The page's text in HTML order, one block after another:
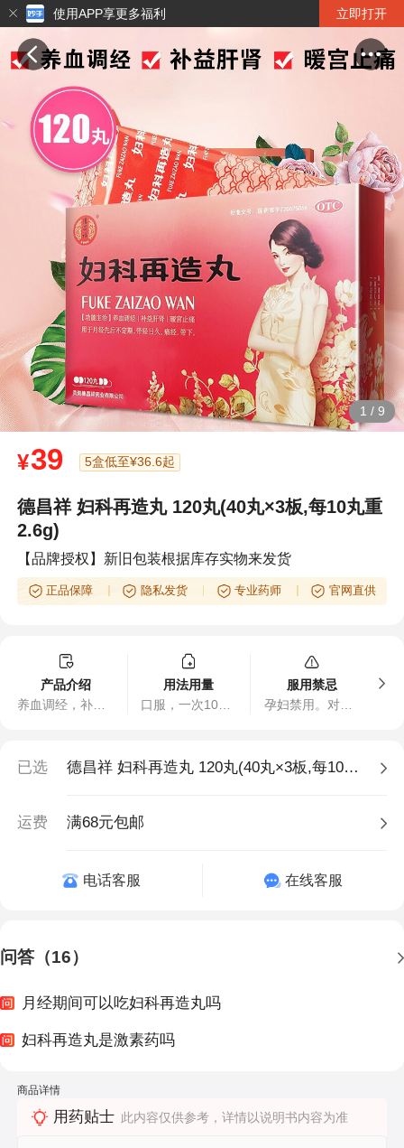
使用APP享更多福利 立即打开
1 / 9
¥39 5盒低至¥36.6起
德昌祥 妇科再造丸 120丸(40丸×3板,每10丸重
2.6g)
【品牌授权】新旧包装根据库存实物来发货
正品保障 隐私发货 专业药师 官网直供
产品介绍
养血调经，补益肝肾，暖宫止痛。用于月经先后不定期，带经日久，痛经，带下。
用法用量
口服，一次10丸，一日2次，一个月经周期为一疗程，经前一周开始服用。
服用禁忌
孕妇禁用。对本品过敏者禁用，过敏体质者慎用。
已选 德昌祥 妇科再造丸 120丸(40丸×3板,每10丸重2.6g),1盒
运费 满68元包邮
电话客服 在线客服
问答（16）
月经期间可以吃妇科再造丸吗
妇科再造丸是激素药吗
商品详情
用药贴士 此内容仅供参考，详情以说明书内容为准